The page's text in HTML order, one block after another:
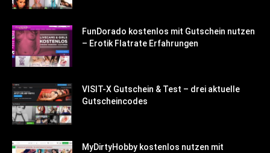
FunDorado kostenlos mit Gutschein nutzen
– Erotik Flatrate Erfahrungen
VISIT-X Gutschein & Test – drei aktuelle
Gutscheincodes
MyDirtyHobby kostenlos nutzen mit